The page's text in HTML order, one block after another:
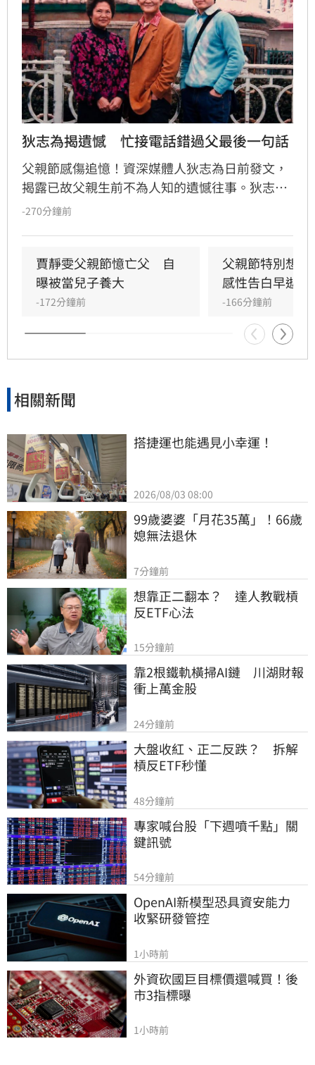
狄志為揭遺憾　忙接電話錯過父最後一句話
父親節感傷追憶！資深媒體人狄志為日前發文，
揭露已故父親生前不為人知的遺憾往事。狄志為
透露，父親一生以海為家，兩人相處時間極少，
在門外落淚。最讓狄志為心碎的是，當年陪病重
父親曬太陽時，自己因忙於接工作電話而忽視了
父親，沒想到那竟是父子最後的相處，父親回房
後便陷入永眠。這段錯過的對話成為他20年來心
中最深的遺憾，他以此感嘆，有些電話晚點接沒
關係，但錯過的親情與話語，可能再也無法挽
-270分鐘前
賈靜雯父親節憶亡父　自
曝被當兒子養大
-172分鐘前
父親節特別想
感性告白早逝父
-166分鐘前
相關新聞
搭捷運也能遇見小幸運！
2026/08/03 08:00
99歲婆婆「月花35萬」！66歲
媳無法退休
7分鐘前
想靠正二翻本？　達人教戰槓
反ETF心法
15分鐘前
靠2根鐵軌橫掃AI鏈　川湖財報
衝上萬金股
24分鐘前
大盤收紅、正二反跌？　拆解
槓反ETF秒懂
48分鐘前
專家喊台股「下週噴千點」關
鍵訊號
54分鐘前
OpenAI新模型恐具資安能力
收緊研發管控
1小時前
外資砍國巨目標價還喊買！後
市3指標曝
1小時前